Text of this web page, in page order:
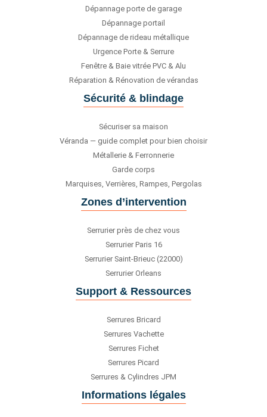
Dépannage porte de garage
Dépannage portail
Dépannage de rideau métallique
Urgence Porte & Serrure
Fenêtre & Baie vitrée PVC & Alu
Réparation & Rénovation de vérandas
Sécurité & blindage
Sécuriser sa maison
Véranda — guide complet pour bien choisir
Métallerie & Ferronnerie
Garde corps
Marquises, Verrières, Rampes, Pergolas
Zones d’intervention
Serrurier près de chez vous
Serrurier Paris 16
Serrurier Saint-Brieuc (22000)
Serrurier Orleans
Support & Ressources
Serrures Bricard
Serrures Vachette
Serrures Fichet
Serrures Picard
Serrures & Cylindres JPM
Informations légales